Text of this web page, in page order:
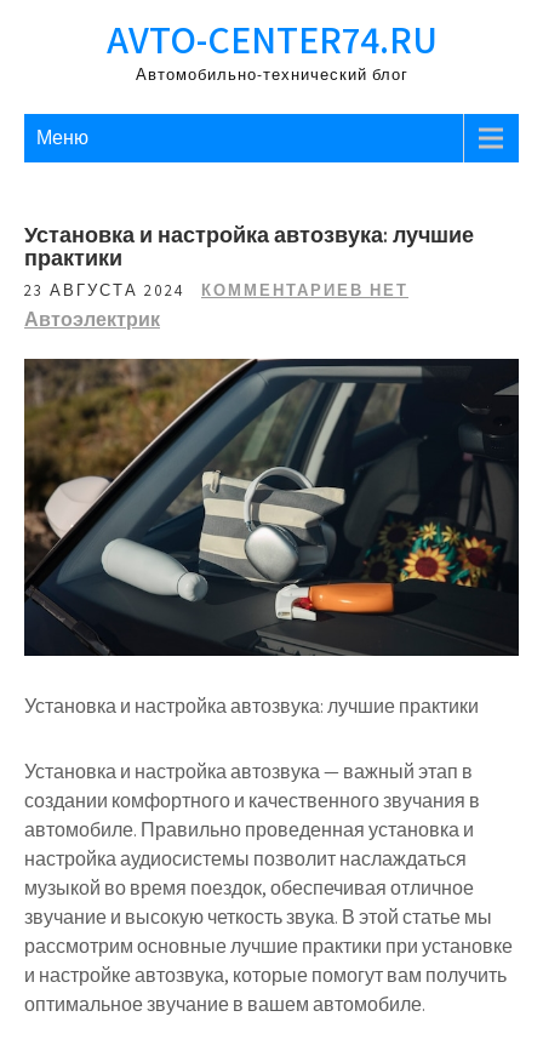
AVTO-CENTER74.RU
Автомобильно-технический блог
Меню
Установка и настройка автозвука: лучшие
практики
23 АВГУСТА 2024 КОММЕНТАРИЕВ НЕТ
Автоэлектрик
Установка и настройка автозвука: лучшие практики
Установка и настройка автозвука — важный этап в
создании комфортного и качественного звучания в
автомобиле. Правильно проведенная установка и
настройка аудиосистемы позволит наслаждаться
музыкой во время поездок, обеспечивая отличное
звучание и высокую четкость звука. В этой статье мы
рассмотрим основные лучшие практики при установке
и настройке автозвука, которые помогут вам получить
оптимальное звучание в вашем автомобиле.